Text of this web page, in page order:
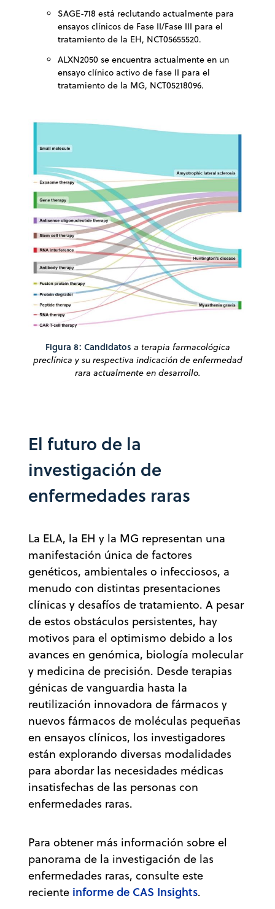
SAGE-718 está reclutando actualmente para
ensayos clínicos de Fase II/Fase III para el
tratamiento de la EH, NCT05655520.
ALXN2050 se encuentra actualmente en un
ensayo clínico activo de fase II para el
tratamiento de la MG, NCT05218096.
Figura 8: Candidatos a terapia farmacológica
preclínica y su respectiva indicación de enfermedad
rara actualmente en desarrollo.
El futuro de la
investigación de
enfermedades raras
La ELA, la EH y la MG representan una
manifestación única de factores
genéticos, ambientales o infecciosos, a
menudo con distintas presentaciones
clínicas y desafíos de tratamiento. A pesar
de estos obstáculos persistentes, hay
motivos para el optimismo debido a los
avances en genómica, biología molecular
y medicina de precisión. Desde terapias
génicas de vanguardia hasta la
reutilización innovadora de fármacos y
nuevos fármacos de moléculas pequeñas
en ensayos clínicos, los investigadores
están explorando diversas modalidades
para abordar las necesidades médicas
insatisfechas de las personas con
enfermedades raras.
Para obtener más información sobre el
panorama de la investigación de las
enfermedades raras, consulte este
reciente informe de CAS Insights.